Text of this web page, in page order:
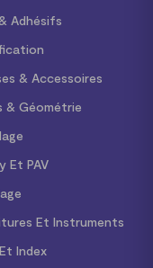
Adhésifs
& Accessoires
& Géométrie
Et PAV
Et Instruments
Index